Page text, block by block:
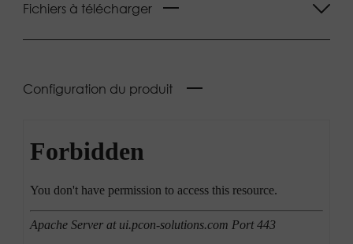
Fichiers à télécharger
Configuration du produit